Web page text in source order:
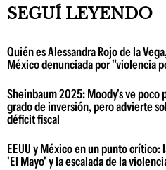
SEGUÍ LEYENDO
Quién es Alessandra Rojo de la
México denunciada por "violencia
Sheinbaum 2025: Moody's ve poco
grado de inversión, pero advierte
déficit fiscal
EEUU y México en un punto
'El Mayo' y la escalada de la